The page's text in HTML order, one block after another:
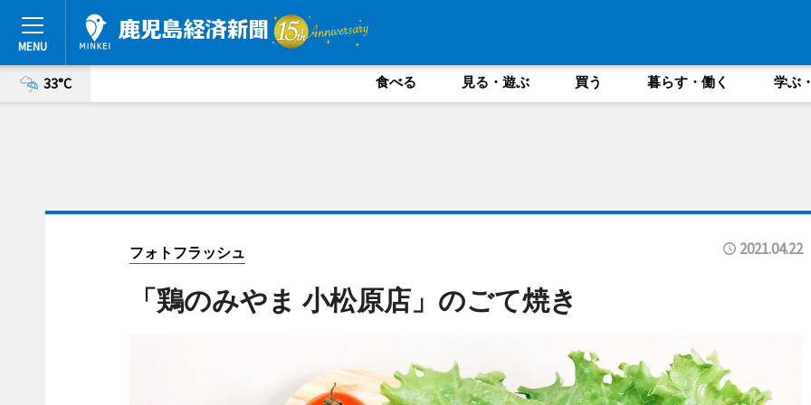
33°C 食べる 見る・遊ぶ 買う 暮らす・働く 学ぶ
フォトフラッシュ 2021.04.22
「鶏のみやま 小松原店」のごて焼き